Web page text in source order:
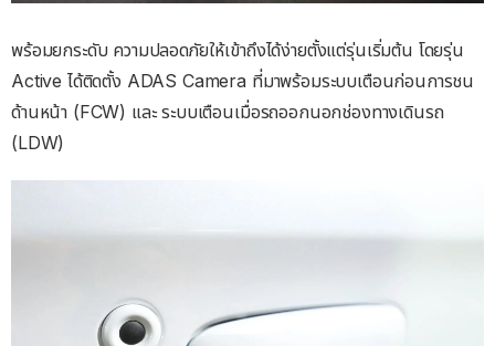
พร้อมยกระดับ ความปลอดภัยให้เข้าถึงได้ง่ายตั้งแต่รุ่นเริ่มต้น โดยรุ่น
Active ได้ติดตั้ง ADAS Camera ที่มาพร้อมระบบเตือนก่อนการชน
ด้านหน้า (FCW) และ ระบบเตือนเมื่อรถออกนอกช่องทางเดินรถ
(LDW)